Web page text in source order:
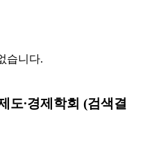
습니다.
도∙경제학회 (검색결